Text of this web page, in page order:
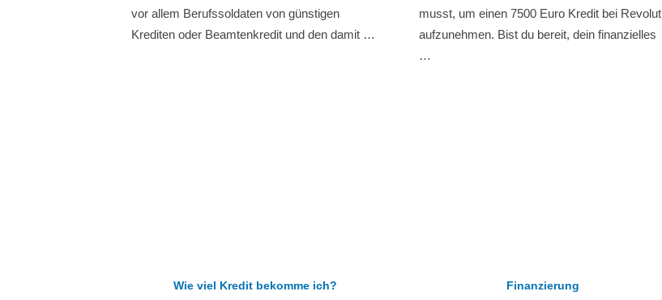
vor allem Berufssoldaten von günstigen
Krediten oder Beamtenkredit und den damit …
musst, um einen 7500 Euro Kredit bei Revolut
aufzunehmen. Bist du bereit, dein finanzielles
…
Wie viel Kredit bekomme ich? Finanzierung